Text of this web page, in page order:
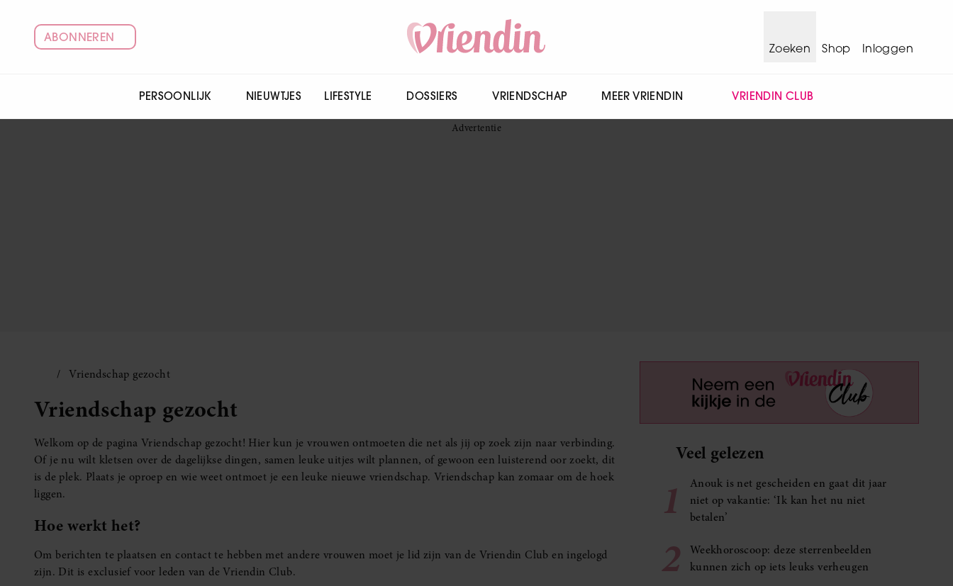
ABONNEREN
Zoeken
Shop Inloggen
PERSOONLIJK NIEUWTJES LIFESTYLE DOSSIERS VRIENDSCHAP MEER VRIENDIN VRIENDIN CLUB
Vriendschap gezocht
Vriendschap gezocht
Welkom op de pagina Vriendschap gezocht! Hier kun je vrouwen ontmoeten die net als jij op zoek zijn naar verbinding.
Of je nu wilt kletsen over de dagelijkse dingen, samen leuke uitjes wilt plannen, of gewoon een luisterend oor zoekt, dit
is de plek. Plaats je oproep en wie weet ontmoet je een leuke nieuwe vriendschap. Vriendschap kan zomaar om de hoek
liggen.
Hoe werkt het?
Om berichten te plaatsen en contact te hebben met andere vrouwen moet je lid zijn van de Vriendin Club en ingelogd
zijn. Dit is exclusief voor leden van de Vriendin Club.
Veel gelezen
1
Anouk is net gescheiden en gaat dit jaar
niet op vakantie: ‘Ik kan het nu niet
betalen’
2
Weekhoroscoop: deze sterrenbeelden
kunnen zich op iets leuks verheugen